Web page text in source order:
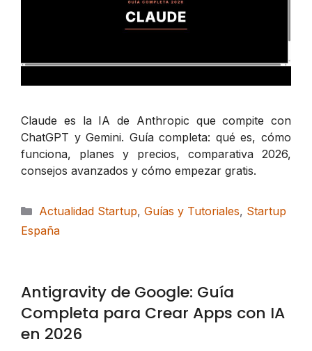
Claude es la IA de Anthropic que compite con
ChatGPT y Gemini. Guía completa: qué es, cómo
funciona, planes y precios, comparativa 2026,
consejos avanzados y cómo empezar gratis.
Categorías
Actualidad Startup, Guías y Tutoriales, Startup
España
Antigravity de Google: Guía
Completa para Crear Apps con IA
en 2026